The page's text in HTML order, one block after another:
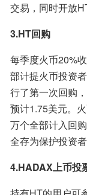
交易，同时开放
3.HT回购
每季度火币20%
部计提火币投资
行了第一次回购
预计1.75美元。
万个全部计入回
全存为保护投资者
4.HADAX上币投